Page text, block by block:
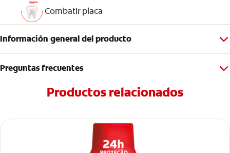
Combatir placa
Información general del producto
Preguntas frecuentes
Productos relacionados